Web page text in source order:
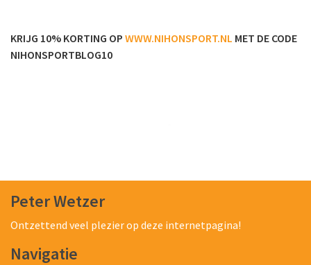
KRIJG 10% KORTING OP WWW.NIHONSPORT.NL MET DE CODE
NIHONSPORTBLOG10
Peter Wetzer
Ontzettend veel plezier op deze internetpagina!
Navigatie